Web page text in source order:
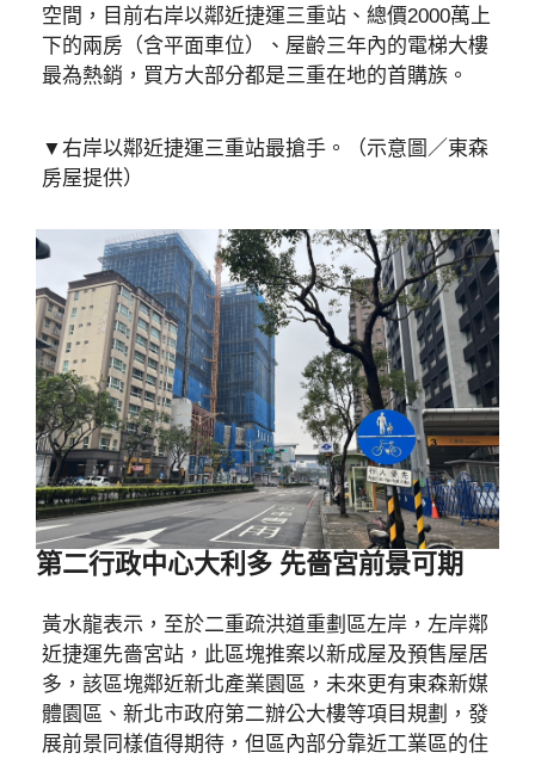
空間，目前右岸以鄰近捷運三重站、總價2000萬上
下的兩房（含平面車位）、屋齡三年內的電梯大樓
最為熱銷，買方大部分都是三重在地的首購族。
▼右岸以鄰近捷運三重站最搶手。（示意圖／東森
房屋提供）
第二行政中心大利多 先嗇宮前景可期
黃水龍表示，至於二重疏洪道重劃區左岸，左岸鄰
近捷運先嗇宮站，此區塊推案以新成屋及預售屋居
多，該區塊鄰近新北產業園區，未來更有東森新媒
體園區、新北市政府第二辦公大樓等項目規劃，發
展前景同樣值得期待，但區內部分靠近工業區的住